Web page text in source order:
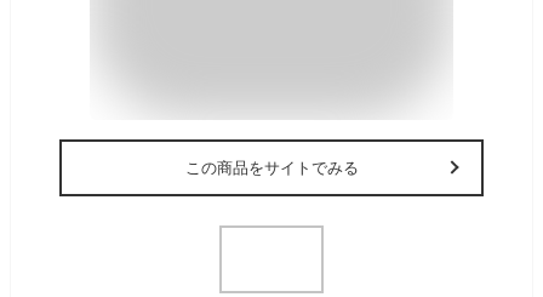
この商品をサイトでみる